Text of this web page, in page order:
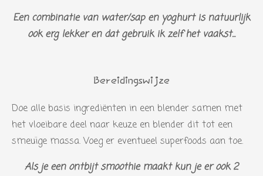
Een combinatie van water/sap en yoghurt is natuurlijk
ook erg lekker en dat gebruik ik zelf het vaakst...
Bereidingswijze
Doe alle basis ingrediënten in een blender samen met
het vloeibare deel naar keuze en blender dit tot een
smeuïge massa. Voeg er eventueel superfoods aan toe.
Als je een ontbijt smoothie maakt kun je er ook 2